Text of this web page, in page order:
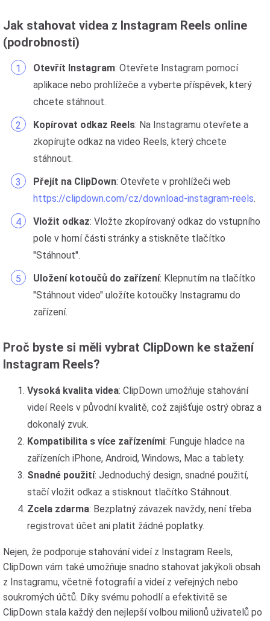
Jak stahovat videa z Instagram Reels online
(podrobnosti)
Otevřít Instagram: Otevřete Instagram pomocí
aplikace nebo prohlížeče a vyberte příspěvek, který
chcete stáhnout.
Kopírovat odkaz Reels: Na Instagramu otevřete a
zkopírujte odkaz na video Reels, který chcete
stáhnout.
Přejít na ClipDown: Otevřete v prohlížeči web
https://clipdown.com/cz/download-instagram-reels.
Vložit odkaz: Vložte zkopírovaný odkaz do vstupního
pole v horní části stránky a stiskněte tlačítko
"Stáhnout".
Uložení kotoučů do zařízení: Klepnutím na tlačítko
"Stáhnout video" uložíte kotoučky Instagramu do
zařízení.
Proč byste si měli vybrat ClipDown ke stažení
Instagram Reels?
Vysoká kvalita videa: ClipDown umožňuje stahování
videí Reels v původní kvalitě, což zajišťuje ostrý obraz a
dokonalý zvuk.
Kompatibilita s více zařízeními: Funguje hladce na
zařízeních iPhone, Android, Windows, Mac a tablety.
Snadné použití: Jednoduchý design, snadné použití,
stačí vložit odkaz a stisknout tlačítko Stáhnout.
Zcela zdarma: Bezplatný závazek navždy, není třeba
registrovat účet ani platit žádné poplatky.
Nejen, že podporuje stahování videí z Instagram Reels,
ClipDown vám také umožňuje snadno stahovat jakýkoli obsah
z Instagramu, včetně fotografií a videí z veřejných nebo
soukromých účtů. Díky svému pohodlí a efektivitě se
ClipDown stala každý den nejlepší volbou milionů uživatelů po